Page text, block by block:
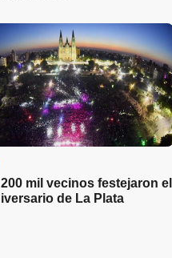
200 mil vecinos festejaron el
de La Plata